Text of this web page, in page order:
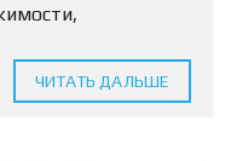
для МО и ЛО — 12
ЧИТАТЬ ДАЛЬШЕ